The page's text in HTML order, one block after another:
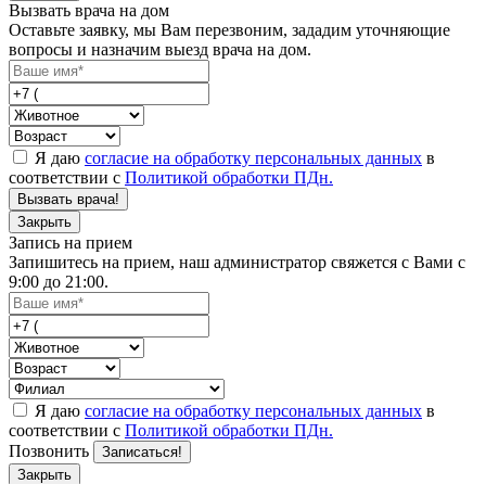
Вызвать врача на дом
Оставьте заявку, мы Вам перезвоним, зададим уточняющие
вопросы и назначим выезд врача на дом.
Я даю согласие на обработку персональных данных в
соответствии с Политикой обработки ПДн.
Вызвать врача!
Закрыть
Запись на прием
Запишитесь на прием, наш администратор свяжется с Вами с
9:00 до 21:00.
Я даю согласие на обработку персональных данных в
соответствии с Политикой обработки ПДн.
Позвонить
Записаться!
Закрыть